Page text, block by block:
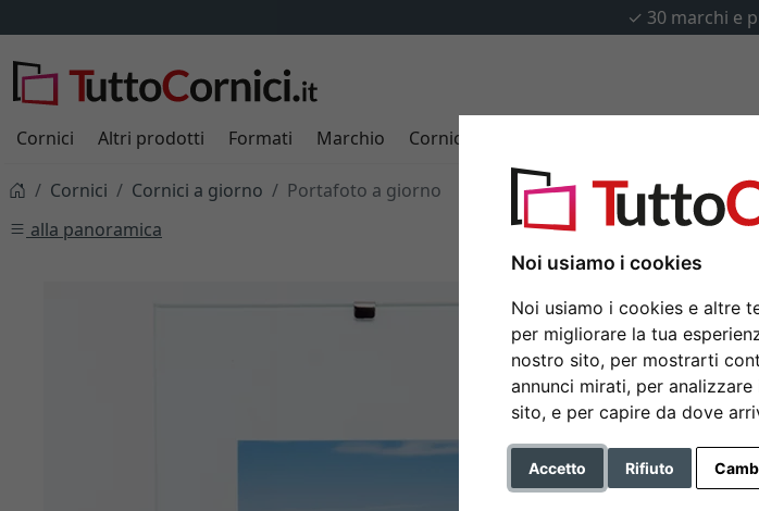
Noi usiamo i cookies
Noi usiamo i cookies e altre
per migliorare la tua
nostro sito, per mostrarti
annunci mirati, per
sito, e per capire da dove
Accetto Rifiuto
✓ 30 marchi e
Cornici Altri prodotti Formati Marchio Cornici su misura
Cornici Cornici a giorno
Portafoto a giorno
alla panoramica